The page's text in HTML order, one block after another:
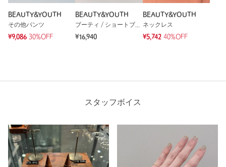
BEAUTY&YOUTH
その他パンツ
¥9,086 30%OFF
BEAUTY&YOUTH
ブーティ / ショートブーツ
¥16,940
BEAUTY&YOUTH
ネックレス
¥5,742 40%OFF
スタッフボイス